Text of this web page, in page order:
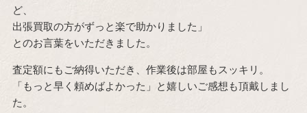
ど、
出張買取の方がずっと楽で助かりました」
とのお言葉をいただきました。
査定額にもご納得いただき、作業後は部屋もスッキリ。
「もっと早く頼めばよかった」と嬉しいご感想も頂戴しまし
た。